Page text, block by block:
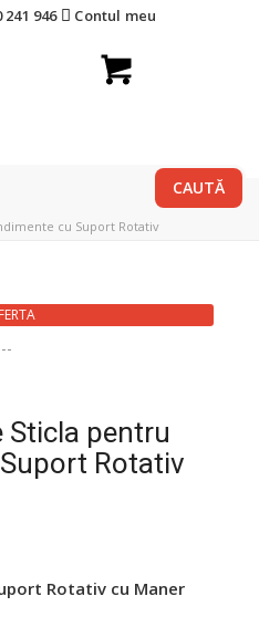
946 Contul meu
cu Suport Rotativ
Sticla pentru
Rotativ
lei.Rotativ cu Maner